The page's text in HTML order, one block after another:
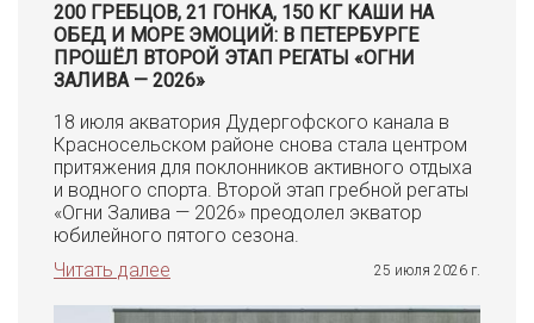
200 ГРЕБЦОВ, 21 ГОНКА, 150 КГ КАШИ НА
ОБЕД И МОРЕ ЭМОЦИЙ: В ПЕТЕРБУРГЕ
ПРОШЁЛ ВТОРОЙ ЭТАП РЕГАТЫ «ОГНИ
ЗАЛИВА — 2026»
18 июля акватория Дудергофского канала в
Красносельском районе снова стала центром
притяжения для поклонников активного отдыха
и водного спорта. Второй этап гребной регаты
«Огни Залива — 2026» преодолел экватор
юбилейного пятого сезона.
Читать далее
25 июля 2026 г.